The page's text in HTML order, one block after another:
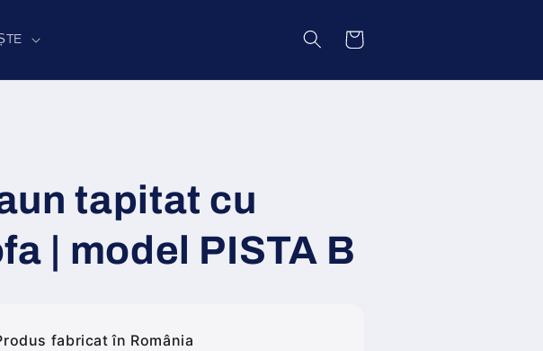
Coș
tapitat cu
| model PISTA B
fabricat în România